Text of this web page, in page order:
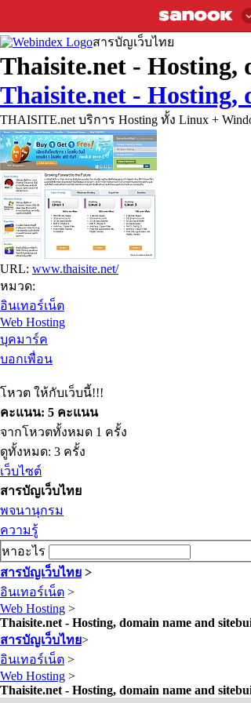
สารบัญเว็บไทย
Thaisite.net - Hosting,
Thaisite.net - Hosting,
THAISITE.net บริการ Hosting ทั้ง Linux +
URL: www.thaisite.net/
หมวด:
อินเทอร์เน็ต
Web Hosting
บุคมาร์ค
บอกเพื่อน
โหวต ให้กับเว็บนี้!!!
คะแนน: 5 คะแนน
จากโหวตทั้งหมด 1 ครั้ง
ดูทั้งหมด: 3 ครั้ง
เว็บไซต์
สารบัญเว็บไทย
พจนานุกรม
ความรู้
หาอะไร
สารบัญเว็บไทย >
อินเทอร์เน็ต >
Web Hosting >
Thaisite.net - Hosting, domain name and
สารบัญเว็บไทย>
อินเทอร์เน็ต >
Web Hosting >
Thaisite.net - Hosting, domain name and